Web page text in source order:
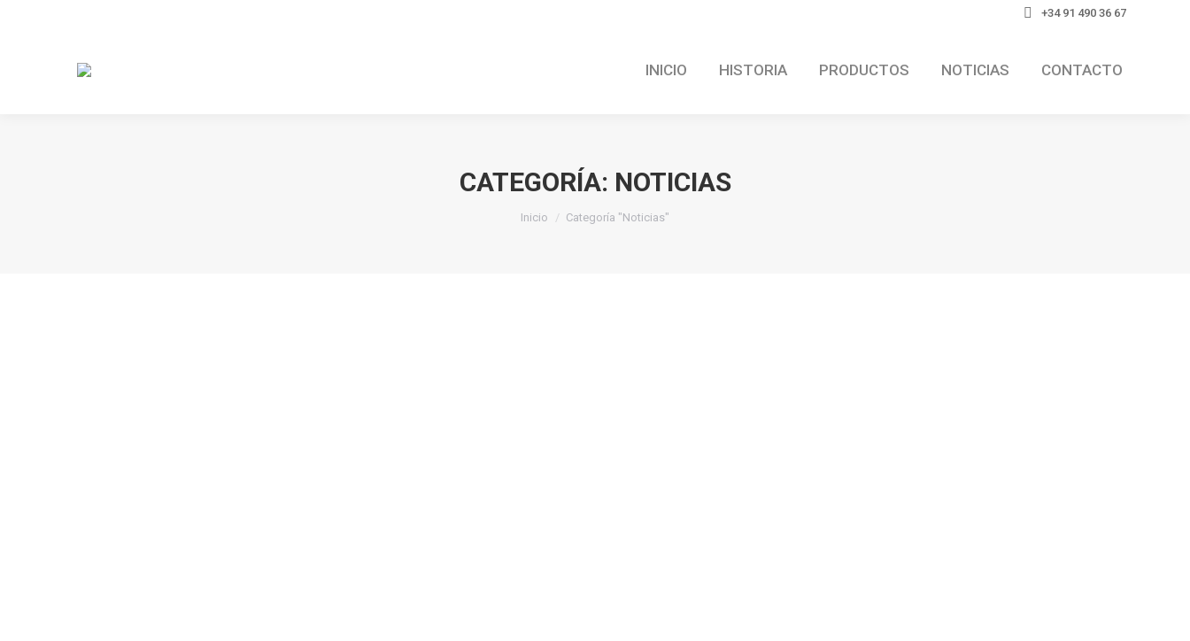
+34 91 490 36 67
INICIO HISTORIA PRODUCTOS NOTICIAS CONTACTO
CATEGORÍA: NOTICIAS
Inicio Categoría "Noticias"